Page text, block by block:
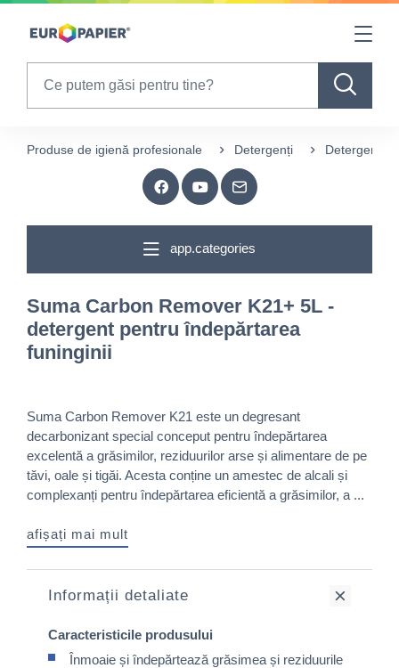
Table Of Content
Produse de igienă profesionale Detergenți Detergenți
app.categories
Suma Carbon Remover K21+ 5L -
detergent pentru îndepărtarea
funinginii
Suma Carbon Remover K21 este un degresant
decarbonizant special conceput pentru îndepărtarea
excelentă a grăsimilor, reziduurilor arse și alimentare de pe
tăvi, oale și tigăi. Acesta conține un amestec de alcali și
complexanți pentru îndepărtarea eficientă a grăsimilor, a ...
afișați mai mult
Informații detaliate
Caracteristicile produsului
Înmoaie și îndepărtează grăsimea și reziduurile